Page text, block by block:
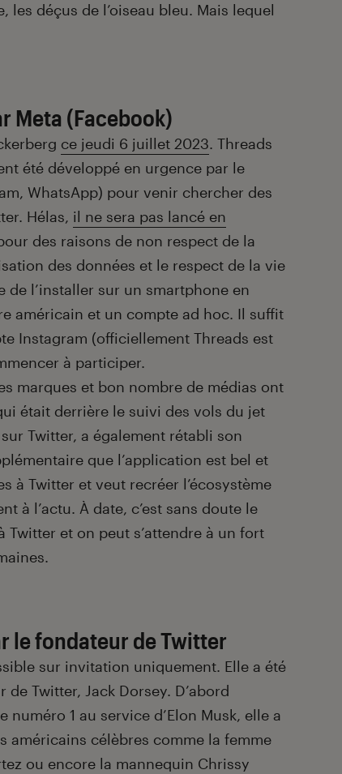
déçus de l’oiseau bleu. Mais lequel
Meta (Facebook)
ce jeudi 6 juillet 2023. Threads
été développé en urgence par le
WhatsApp) pour venir chercher des
Hélas, il ne sera pas lancé en
des raisons de non respect de la
des données et le respect de la vie
de l’installer sur un smartphone en
américain et un compte ad hoc. Il suffit
Instagram (officiellement Threads est
à participer.
marques et bon nombre de médias ont
était derrière le suivi des vols du jet
Twitter, a également rétabli son
que l’application est bel et
à Twitter et veut recréer l’écosystème
à l’actu. À date, c’est sans doute le
et on peut s’attendre à un fort
le fondateur de Twitter
sur invitation uniquement. Elle a été
Twitter, Jack Dorsey. D’abord
1 au service d’Elon Musk, elle a
américains célèbres comme la femme
ou encore la mannequin Chrissy